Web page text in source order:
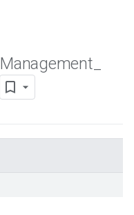
Management